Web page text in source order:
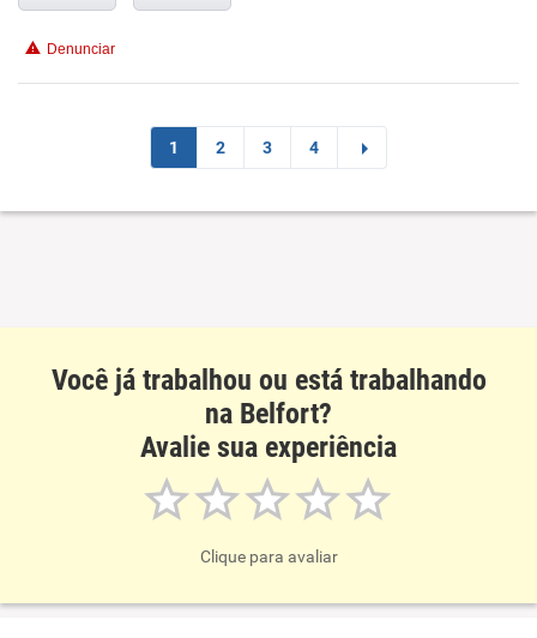
Não recomenda a diretoria
Denunciar
1 2 3 4
Você já trabalhou ou está trabalhando
na Belfort?
Avalie sua experiência
Clique para avaliar